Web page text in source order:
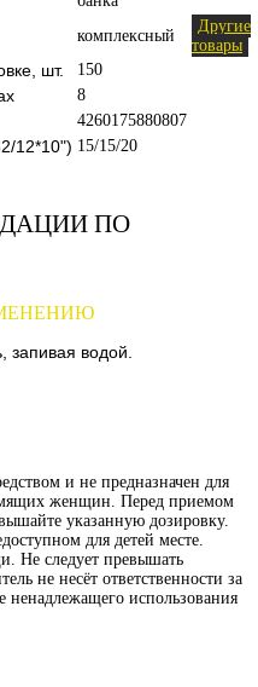
комплексный
Другие
товары
шт. 150
8
4260175880807
12*10") 15/15/20
ПО
запивая водой.
и не предназначен для
женщин. Перед приемом
указанную дозировку.
для детей месте.
Не следует превышать
не несёт ответственности за
ненадлежащего использования